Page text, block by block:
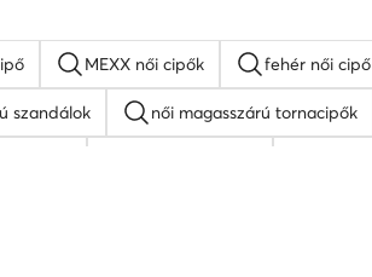
MEXX női cipők fehér női cipő
szandálok női magasszárú tornacipők